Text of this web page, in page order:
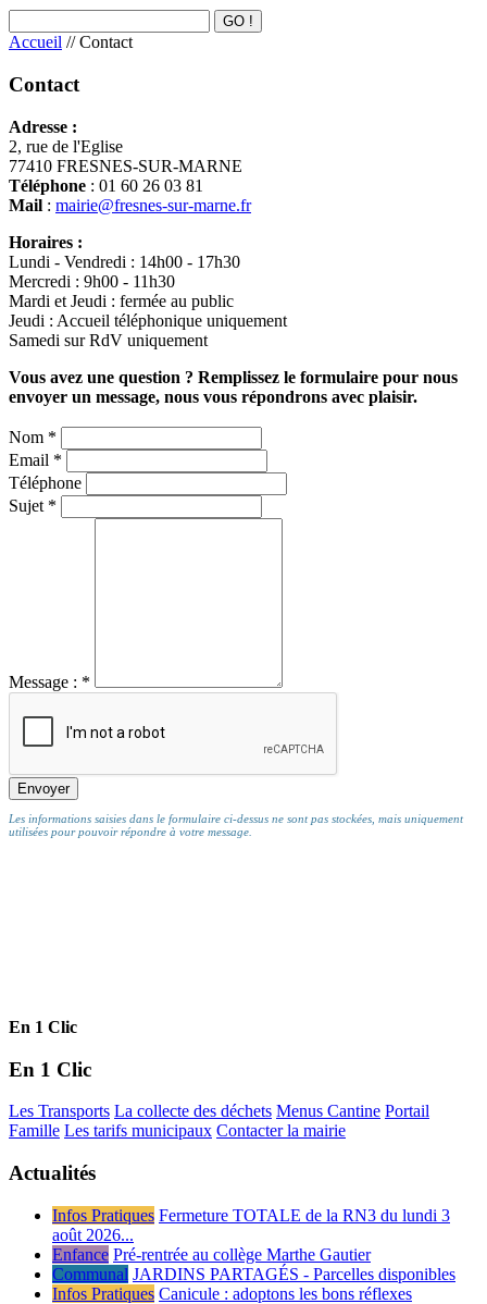
Accueil // Contact
Contact
Adresse :
2, rue de l'Eglise
77410 FRESNES-SUR-MARNE
Téléphone : 01 60 26 03 81
Mail : mairie@fresnes-sur-marne.fr
Horaires :
Lundi - Vendredi : 14h00 - 17h30
Mercredi : 9h00 - 11h30
Mardi et Jeudi : fermée au public
Jeudi : Accueil téléphonique uniquement
Samedi sur RdV uniquement
Vous avez une question ? Remplissez le formulaire pour nous
envoyer un message, nous vous répondrons avec plaisir.
Nom *
Email *
Téléphone
Sujet *
Message : *
Les informations saisies dans le formulaire ci-dessus ne sont pas stockées, mais uniquement
utilisées pour pouvoir répondre à votre message.
En 1 Clic
En 1 Clic
Les Transports La collecte des déchets Menus Cantine Portail
Famille Les tarifs municipaux Contacter la mairie
Actualités
Infos Pratiques Fermeture TOTALE de la RN3 du lundi 3
août 2026...
Enfance Pré-rentrée au collège Marthe Gautier
Communal JARDINS PARTAGÉS - Parcelles disponibles
Infos Pratiques Canicule : adoptons les bons réflexes